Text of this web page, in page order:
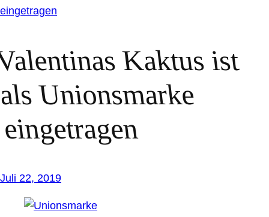
eingetragen
Kaktus ist
Unionsmarke
eingetragen
Juli 22, 2019